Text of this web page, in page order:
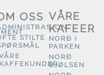
OSS
STILTE
KAFFEKUNDER
VÅRE
KAFEER
NORÐ I
PARKEN
NORÐ
BJØLSEN